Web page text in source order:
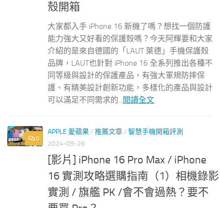
殼開箱
大家都入手 iPhone 16 新機了嗎？想找一個防護
能力強大又好看的保護殼嗎？今天阿輝要和大家
介紹的是來自德國的「LAUT 萊德」手機保護殼
品牌，LAUT也針對 iPhone 16 全系列推出各種不
同等級與設計的保護產品，有強大軍規防摔保
護、有精美設計創新功能，多樣化的產品與設計
可以滿足不同需求的...閱讀全文
0
APPLE 愛蘋果/ 推薦文章/ 智慧手機開箱評測
2024-09-26
[影片] iPhone 16 Pro Max / iPhone
16 實測攻略選購指南（1）相機錄影
實測 / 旗艦 PK /會不會過熱？要不